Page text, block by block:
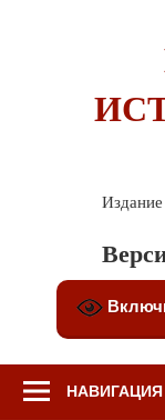
НАВИГАЦИЯ